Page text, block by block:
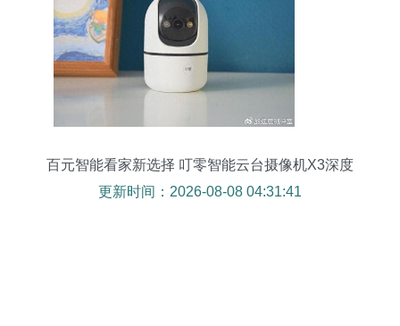
百元智能看家新选择 叮零智能云台摄像机X3深度
体验
更新时间：2026-08-08 04:31:41